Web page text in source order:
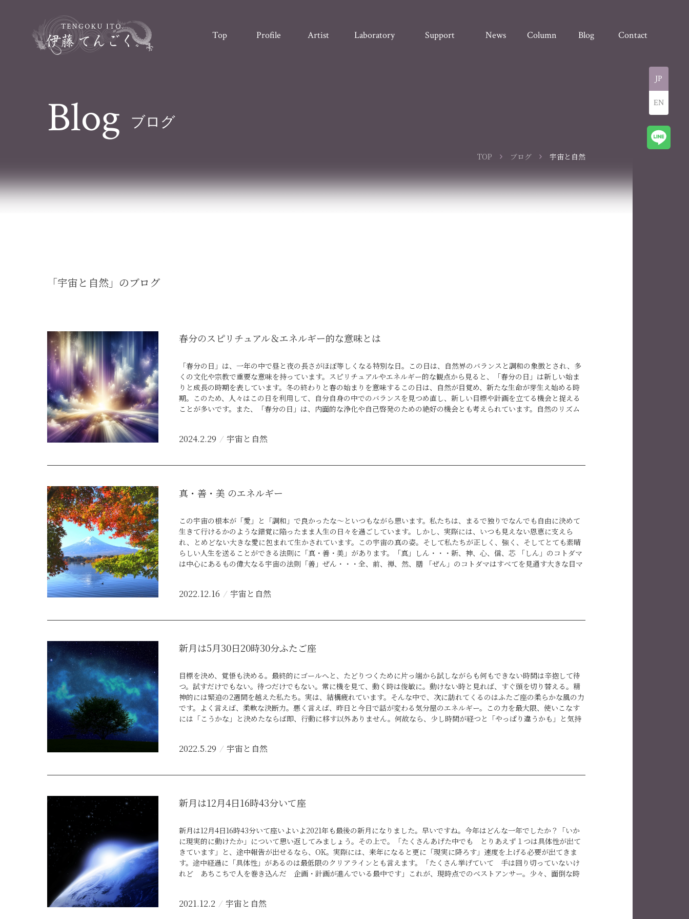
Top Profile Artist Laboratory Support News Column Blog Contact
JP
EN
Blog ブログ
TOP ブログ 宇宙と自然
「宇宙と自然 」のブログ
春分のスピリチュアル＆エネルギー的な意味とは
「春分の日」は、一年の中で昼と夜の長さがほぼ等しくなる特別な日。この日は、自然界のバランスと調和の象徴とされ、多
くの文化や宗教で重要な意味を持っています。スピリチュアルやエネルギー的な観点から見ると、「春分の日」は新しい始ま
りと成長の時期を表しています。冬の終わりと春の始まりを意味するこの日は、自然が目覚め、新たな生命が芽生え始める時
期。このため、人々はこの日を利用して、自分自身の中でのバランスを見つめ直し、新しい目標や計画を立てる機会と捉える
ことが多いです。また、「春分の日」は、内面的な浄化や自己啓発のための絶好の機会とも考えられています。自然のリズム
います。さらに、この日は、人々が自然とのつながりを感じ、地球との調和を目指すことを思い出す機会でもあります。春分
バランスと調和を象徴し、新しい始まり、内面的な浄化、そして精神的な成長の機会を提供する特別な日として捉えられてい
自らの内側のパワーを高めることができるのです。早割 残僅少「龍神の岩戸アクセスヒーリング」↓https://dragon-
2024.2.29 宇宙と自然
真・善・美 のエネルギー
この宇宙の根本が「愛」と「調和」で良かったな～といつもながら思います。私たちは、まるで独りでなんでも自由に決めて
生きて行けるかのような錯覚に陥ったまま人生の日々を過ごしています。しかし、実際には、いつも見えない恩恵に支えら
れ、とめどない大きな愛に包まれて生かされています。この宇宙の真の姿。そして私たちが正しく、強く、そしてとても素晴
らしい人生を送ることができる法則に「真・善・美」があります。「真」しん・・・新、神、心、信、芯 「しん」のコトダマ
は中心にあるもの偉大なる宇宙の法則「善」ぜん・・・全、前、禅、然、膳 「ぜん」のコトダマはすべてを見通す大きな目マ
り また宇宙の一部が私たちそのものです。すべて見えない世界の素粒子を通して築き上げられているのです。見えない世界
ない時とはまったく違う次元の 人生の扉を開くことができます。今日も素晴らしい一日になる。そして明日また素晴らしい
2022.12.16 宇宙と自然
新月は5月30日20時30分ふたご座
目標を決め、覚悟も決める。最終的にゴールへと、たどりつくために片っ端から試しながらも何もできない時間は辛抱して待
つ。試すだけでもない。待つだけでもない。常に機を見て、動く時は俊敏に。動けない時と見れば、すぐ頭を切り替える。精
神的には緊迫の2週間を越えた私たち。実は、結構疲れています。そんな中で、次に訪れてくるのはふたご座の柔らかな風の力
です。よく言えば、柔軟な決断力。悪く言えば、昨日と今日で話が変わる気分屋のエネルギー。この力を最大限、使いこなす
には「こうかな」と決めたならば即、行動に移す以外ありません。何故なら、少し時間が経つと「やっぱり違うかも」と気持
曜・参宿の力も自らを偉大な冒険者のように思わせて煽ってくるエネルギー。これが、合わせて作用してしまうと体がロクに
する、というのも大事なことではありますが。今みたいな密度の高い時期にそれだけで終わらせてしまっては正直、もったい
か。「将来的には」という話ではなく「ここ1ヶ月」という具体的な視野の中で話を現実とリンクさせるように考えていく。こ
「心」は、耐えられません。夢を語るだけで終わらせずまず取り掛かるとしたら、どこから？を重視するのがいいよね、とい
う話です。ふたご座のエネルギーはとにかく柔軟なので突拍子もない切り口のアイディアや今まで見えなかった突破口に到達
したり使い方次第で、非常に有用です。参宿のエネルギーもなかなか、他の宿にはない大胆さで新しい発想や斬新な前提を提
供してくれます。全てのエネルギーは使う側の、私たち次第なんですね。今回の新月の頃は火星と木星が近づく現象も同時に
起きて「やる気」と「大望」とが燃え上がり人類を救いたくなったり全人類な進化を求めたくなったり一層「夢想家」になり
やすい煽られ方をされるそんな状況ではありますが。全てが「夢」「想い」で終わっては進歩も進化も、あり得ない世の中で
ちょっとこの夏、体力勝負です。自分との戦いですがまあこれもありがたいこと。楽しんでいきたいと思います。いつもお読
2022.5.29 宇宙と自然
新月は12月4日16時43分いて座
新月は12月4日16時43分いて座いよいよ2021年も最後の新月になりました。早いですね。今年はどんな一年でしたか？「いか
に現実的に動けたか」について思い返してみましょう。その上で。「たくさんあげた中でも とりあえず１つは具体性が出て
きています」と、途中報告が出せるなら、OK。実際には、来年になると更に「現実に降ろす」速度を上げる必要が出てきま
す。途中経過に「具体性」があるのは最低限のクリアラインとも言えます。「たくさん挙げていて 手は回り切っていないけ
れど あちこちで人を巻き込んだ 企画・計画が進んでいる最中です」これが、現時点でのベストアンサー。少々、面倒な時
は、柔軟な風の力。こちらが運んでくるエネルギーというのが「昨日と今日で言うことが違う」「ひらひらと変わる表面的な
2021.12.2 宇宙と自然